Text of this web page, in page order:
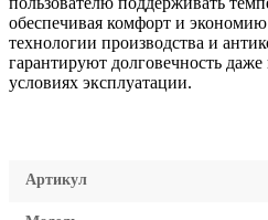
обеспечивая комфорт и
технологии производства и
гарантируют долговечность
условиях эксплуатации.
Артикул